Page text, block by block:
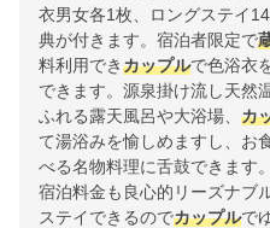
衣男女各1枚、ロングステイ
典が付きます。宿泊者限定で
料利用できカップルで色浴衣
できます。源泉掛け流し天然
ふれる露天風呂や大浴場、 カ
て湯浴みを愉しめますし、お
べる名物料理に舌鼓できます
宿泊料金も良心的リーズナブ
ステイできるのでカップルで